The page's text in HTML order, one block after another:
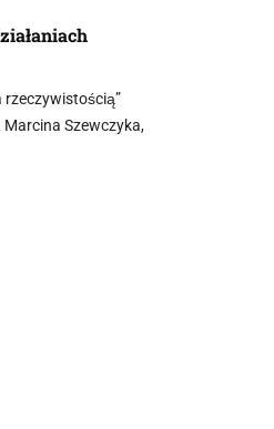
rzeczywistością”
Szewczyka,